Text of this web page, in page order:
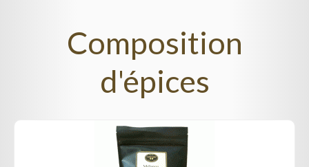
Composition
d'épices